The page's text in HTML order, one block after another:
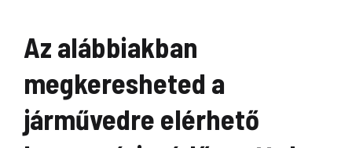
Az alábbiakban
megkeresheted a
járművedre elérhető